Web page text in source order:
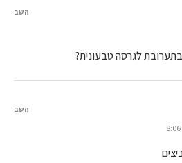
לגרסה טבעונית?
השב
השב